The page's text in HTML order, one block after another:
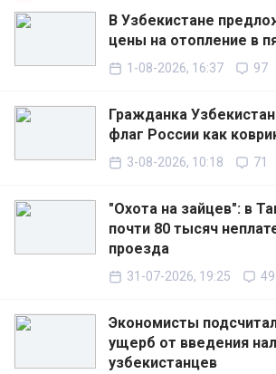
В Узбекистане
цены на отопление в
1-08-2026, 16:37 97
Гражданка
флаг России как
3-08-2026, 10:18 71
"Охота на зайцев": в
почти 80 тысяч
проезда
31-07-2026, 19:25 49
Экономисты
ущерб от введения
узбекистанцев